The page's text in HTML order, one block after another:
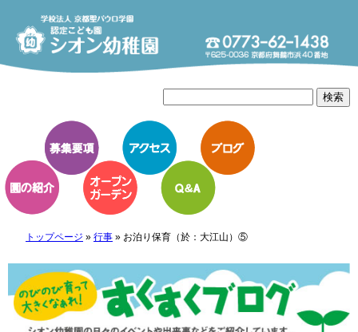
トップページ » 行事» お泊り保育（於：大江山）⑤